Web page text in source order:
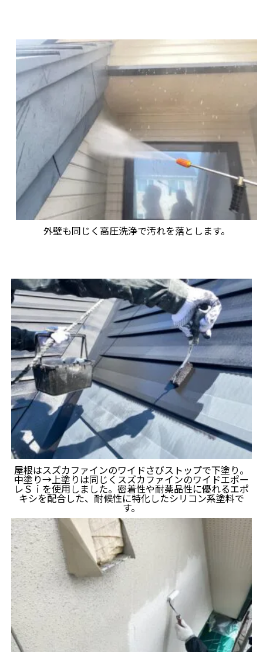
外壁も同じく高圧洗浄で汚れを落とします。
屋根はスズカファインのワイドさびストップで下塗り。
中塗り→上塗りは同じくスズカファインのワイドエポー
レＳｉを使用しました。密着性や耐薬品性に優れるエポ
キシを配合した、耐候性に特化したシリコン系塗料で
す。